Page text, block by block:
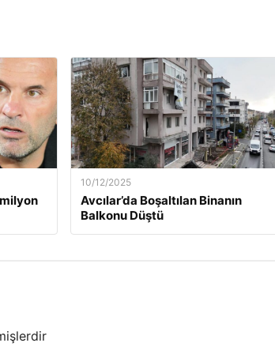
10/12/2025
Avcılar’da Boşaltılan Binanın
Balkonu Düştü